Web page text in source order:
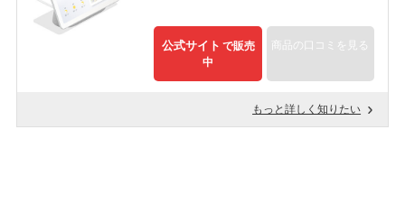
公式サイト で販売
中
商品の口コミを見る
もっと詳しく知りたい